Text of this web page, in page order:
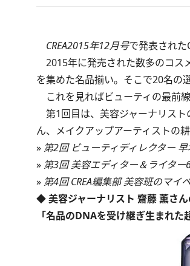
CREA2015年12月号で発表された
2015年に発売された数多のコス
を集めた名品揃い。そこで20名の
これを見ればビューティの最前
第1回目は、美容ジャーナリスト
ん、メイクアップアーティストの
» 第2回 ビューティディレクター
» 第3回 美容エディター＆ライター
» 第4回 CREA編集部 美容班のマイ
◆ 美容ジャーナリスト 齋藤 薫さ
「名品のDNAを受け継ぎ生まれた